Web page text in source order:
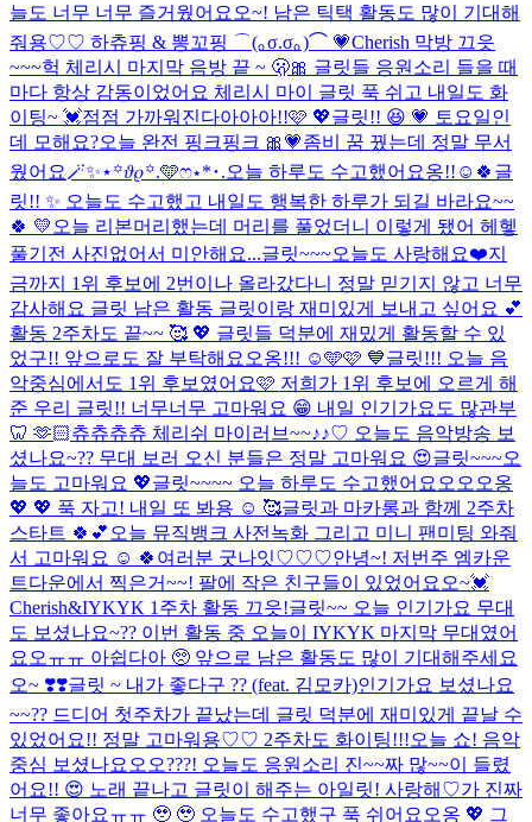
늘도 너무 너무 즐거웠어요오~! 남은 틱택 활동도 많이 기대해
줘용♡♡ 하츄핑 & 뽕꼬핑 ⌒(｡σ.σ｡)⌒ 💗Cherish 막방 끄읏
~~~헉 체리시 마지막 음방 끝 ~ 🫢🎀 글릿들 응원소리 들을 때
마다 항상 감동이었어요 체리시 마이 글릿 푹 쉬고 내일도 화
이팅~ 💓점점 가까워진다아아아!!🩷 💖글릿!! 😆 💗 토요일인
데 모해요?오늘 완전 핑크핑크 🎀💗좀비 꿈 꿨는데 정말 무서
웠어요 🪄︎︎✨⋆꙳𝜗𝜚꙳.‬️🩵ෆ‪⋆*･.오늘 하루도 수고했어요옹!!☺️🍀 글
릿!! ✨ 오늘도 수고했고 내일도 행복한 하루가 되길 바라요~~
🍀 💛 오늘 리본머리했는데 머리를 풀었더니 이렇게 됐어 헤헿
풀기전 사진없어서 미안해요...글릿~~~오늘도 사랑해요❤️지
금까지 1위 후보에 2번이나 올라갔다니 정말 믿기지 않고 너무
감사해요 글릿 남은 활동 글릿이랑 재미있게 보내고 싶어요 💕
활동 2주차도 끝~~ 🥰 💖 글릿들 덕분에 재밌게 활동할 수 있
었구!! 앞으로도 잘 부탁해요오옹!!! ☺️🩵🩷 💙글릿!!! 오늘 음
악중심에서도 1위 후보였어요🩷 저희가 1위 후보에 오르게 해
준 우리 글릿!! 너무너무 고마워요 😁 내일 인기가요도 많관부
🦷 🫶🏻츄츄츄츄 체리쉬 마이러브~~♪♪♡ 오늘도 음악방송 보
셨나요~?? 무대 보러 오신 분들은 정말 고마워요 😍글릿~~~오
늘도 고마워요 💖글릿~~~~ 오늘 하루도 수고했어요오오오옹
💖 💖 푹 자고! 내일 또 봐용 ☺️ 🥰글릿과 마카롱과 함께 2주차
스타트 🍀💕 오늘 뮤직뱅크 사전녹화 그리고 미니 팬미팅 와줘
서 고마워요 ☺️ 🍀 여러분 굿나잇♡♡♡안녕~! 저번주 엠카운
트다운에서 찍은거~~! 팔에 작은 친구들이 있었어요오~💓
Cherish&IYKYK 1주차 활동 끄읏!글릿~~ 오늘 인기가요 무대
도 보셨나요~?? 이번 활동 중 오늘이 IYKYK 마지막 무대였어
요오ㅠㅠ 아쉽다아 🥺 앞으로 남은 활동도 많이 기대해주세요
오~ ❣️❣️글릿 ~ 내가 좋다구 ?? (feat. 김모카)인기가요 보셨나요
~~?? 드디어 첫주차가 끝났는데 글릿 덕분에 재미있게 끝날 수
있었어요!! 정말 고마워용♡♡ 2주차도 화이팅!!!오늘 쇼! 음악
중심 보셨나요오오???! 오늘도 응원소리 진~~짜 많~~이 들렸
어요!! 😍 노래 끝나고 글릿이 해주는 아일릿! 사랑해♡가 진짜
너무 좋아요ㅠㅠ 🥹 🥹 오늘도 수고했구 푹 쉬어요오옹 💖 그